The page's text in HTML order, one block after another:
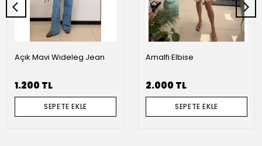
Açık Mavi Wıdeleg Jean
1.200 TL
SEPETE EKLE
Amalfi Elbise
2.000 TL
SEPETE EKLE